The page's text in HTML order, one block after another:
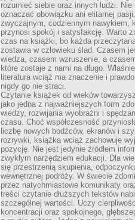
rozumieć siebie oraz innych ludzi. Nie
oznaczać obowiązku ani elitarnej
zwyczajnym, codziennym nawykiem,
przynosi spokój i satysfakcję. Warto
czas na książki, bo każda
zostawia w człowieku ślad. Czasem
wiedza, czasem wzruszenie, a
które zostaje z nami na długo.
literatura wciąż ma znaczenie i
nigdy go nie straci.
Czytanie książek od wieków
jako jedna z najważniejszych form
wiedzy, rozwijania wyobraźni i
czasu. Choć współczesność
liczbę nowych bodźców, ekranów i
rozrywki, książka wciąż zachowuje
pozycję. Nie jest jedynie źródłem
zwykłym narzędziem edukacji. Dla
się przestrzenią skupienia,
wewnętrznej podróży. W świecie
przez natychmiastowe komunikaty
treści czytanie dłuższych tekstów
szczególnej wartości. Uczy
koncentracji oraz spokojnego,